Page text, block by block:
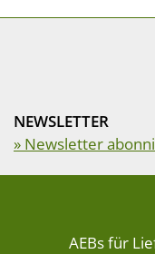
NEWSLETTER
» Newsletter
AEBs für